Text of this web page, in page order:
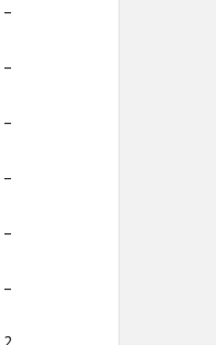
–
–
–
–
–
–